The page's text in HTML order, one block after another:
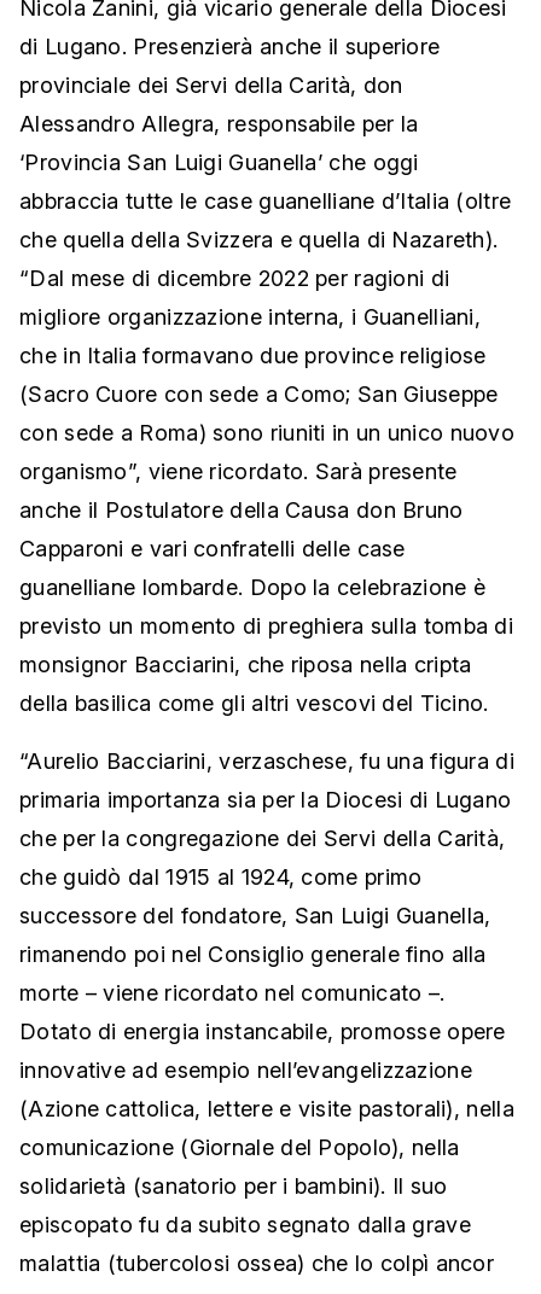
Nicola Zanini, già vicario generale della Diocesi
di Lugano. Presenzierà anche il superiore
provinciale dei Servi della Carità, don
Alessandro Allegra, responsabile per la
‘Provincia San Luigi Guanella’ che oggi
abbraccia tutte le case guanelliane d’Italia (oltre
che quella della Svizzera e quella di Nazareth).
“Dal mese di dicembre 2022 per ragioni di
migliore organizzazione interna, i Guanelliani,
che in Italia formavano due province religiose
(Sacro Cuore con sede a Como; San Giuseppe
con sede a Roma) sono riuniti in un unico nuovo
organismo”, viene ricordato. Sarà presente
anche il Postulatore della Causa don Bruno
Capparoni e vari confratelli delle case
guanelliane lombarde. Dopo la celebrazione è
previsto un momento di preghiera sulla tomba di
monsignor Bacciarini, che riposa nella cripta
della basilica come gli altri vescovi del Ticino.
“Aurelio Bacciarini, verzaschese, fu una figura di
primaria importanza sia per la Diocesi di Lugano
che per la congregazione dei Servi della Carità,
che guidò dal 1915 al 1924, come primo
successore del fondatore, San Luigi Guanella,
rimanendo poi nel Consiglio generale fino alla
morte – viene ricordato nel comunicato –.
Dotato di energia instancabile, promosse opere
innovative ad esempio nell’evangelizzazione
(Azione cattolica, lettere e visite pastorali), nella
comunicazione (Giornale del Popolo), nella
solidarietà (sanatorio per i bambini). Il suo
episcopato fu da subito segnato dalla grave
malattia (tubercolosi ossea) che lo colpì ancor